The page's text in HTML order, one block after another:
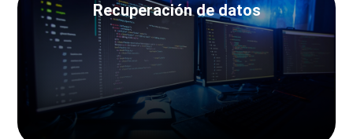
Recuperación de datos